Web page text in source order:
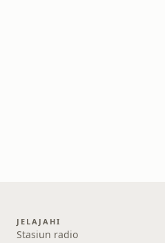
JELAJAHI
Stasiun radio